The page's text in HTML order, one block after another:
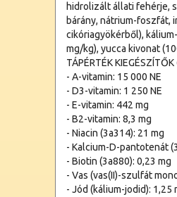
hidrolizált állati fehérje,
bárány, nátrium-foszfát,
cikóriagyökérből),
mg/kg), yucca kivonat
TÁPÉRTÉK KIEGÉSZÍTŐK
- A-vitamin: 15 000 NE
- D3-vitamin: 1 250 NE
- E-vitamin: 442 mg
- B2-vitamin: 8,3 mg
- Niacin (3a314): 21 mg
- Kalcium-D-pantotenát
- Biotin (3a880): 0,23 mg
- Vas (vas(II)-szulfát
- Jód (kálium-jodid): 1,25